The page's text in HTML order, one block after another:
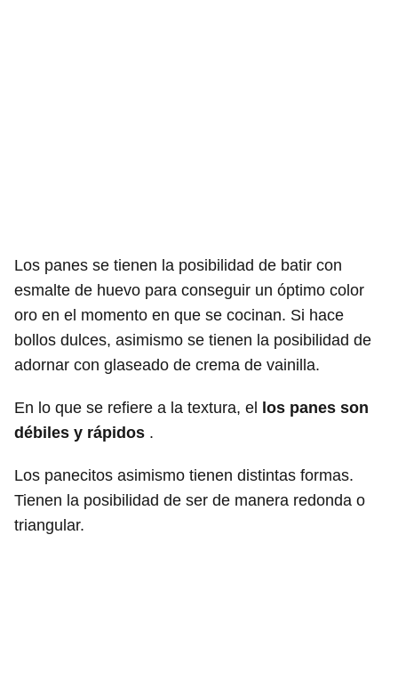
Los panes se tienen la posibilidad de batir con
esmalte de huevo para conseguir un óptimo color
oro en el momento en que se cocinan. Si hace
bollos dulces, asimismo se tienen la posibilidad de
adornar con glaseado de crema de vainilla.
En lo que se refiere a la textura, el los panes son
débiles y rápidos .
Los panecitos asimismo tienen distintas formas.
Tienen la posibilidad de ser de manera redonda o
triangular.